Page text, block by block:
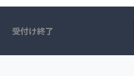
受付け終了